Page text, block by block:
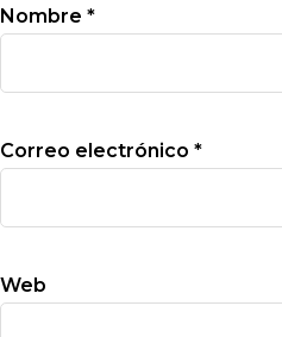
Nombre *
Correo electrónico *
Web